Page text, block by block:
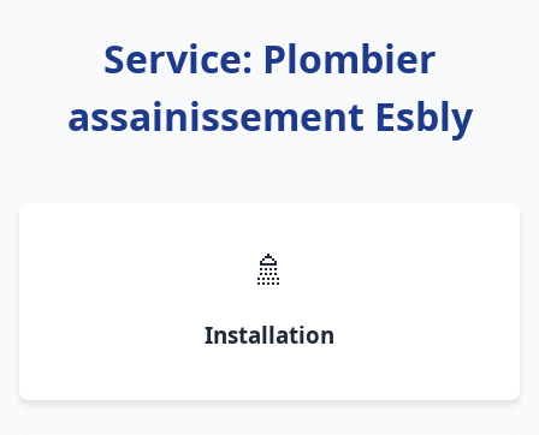
Service: Plombier
assainissement Esbly
🚿
Installation